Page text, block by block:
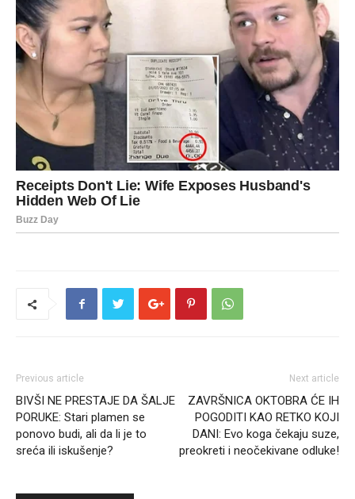
Previous article
BIVŠI NE PRESTAJE DA ŠALJE
PORUKE: Stari plamen se
ponovo budi, ali da li je to
sreća ili iskušenje?
Next article
ZAVRŠNICA OKTOBRA ĆE IH
POGODITI KAO RETKO KOJI
DANI: Evo koga čekaju suze,
preokreti i neočekivane odluke!